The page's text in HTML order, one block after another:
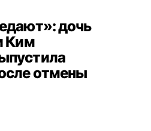
дочь
Ким
отмены